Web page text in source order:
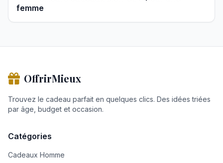
femme
OffrirMieux
Trouvez le cadeau parfait en quelques clics. Des idées triées
par âge, budget et occasion.
Catégories
Cadeaux Homme